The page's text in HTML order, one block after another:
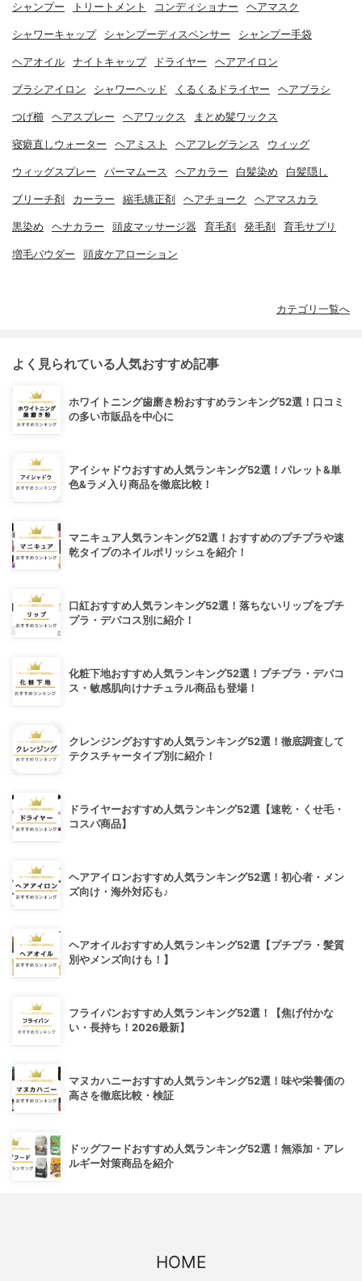
シャンプー トリートメント コンディショナー ヘアマスク
シャワーキャップ シャンプーディスペンサー シャンプー手袋
ヘアオイル ナイトキャップ ドライヤー ヘアアイロン
ブラシアイロン シャワーヘッド くるくるドライヤー ヘアブラシ
つげ櫛 ヘアスプレー ヘアワックス まとめ髪ワックス
寝癖直しウォーター ヘアミスト ヘアフレグランス ウィッグ
ウィッグスプレー パーマムース ヘアカラー 白髪染め 白髪隠し
ブリーチ剤 カーラー 縮毛矯正剤 ヘアチョーク ヘアマスカラ
黒染め ヘナカラー 頭皮マッサージ器 育毛剤 発毛剤 育毛サプリ
増毛パウダー 頭皮ケアローション
カテゴリ一覧へ
よく見られている人気おすすめ記事
ホワイトニング歯磨き粉おすすめランキング52選！口コミ
の多い市販品を中心に
アイシャドウおすすめ人気ランキング52選！パレット&単
色&ラメ入り商品を徹底比較！
マニキュア人気ランキング52選！おすすめのプチプラや速
乾タイプのネイルポリッシュを紹介！
口紅おすすめ人気ランキング52選！落ちないリップをプチ
プラ・デパコス別に紹介！
化粧下地おすすめ人気ランキング52選！プチプラ・デパコ
ス・敏感肌向けナチュラル商品も登場！
クレンジングおすすめ人気ランキング52選！徹底調査して
テクスチャータイプ別に紹介！
ドライヤーおすすめ人気ランキング52選【速乾・くせ毛・
コスパ商品】
ヘアアイロンおすすめ人気ランキング52選！初心者・メン
ズ向け・海外対応も♪
ヘアオイルおすすめ人気ランキング52選【プチプラ・髪質
別やメンズ向けも！】
フライパンおすすめ人気ランキング52選！【焦げ付かな
い・長持ち！2026最新】
マヌカハニーおすすめ人気ランキング52選！味や栄養価の
高さを徹底比較・検証
ドッグフードおすすめ人気ランキング52選！無添加・アレ
ルギー対策商品を紹介
HOME